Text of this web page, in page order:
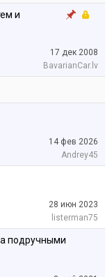
и
17 дек 2008
BavarianCar.lv
14 фев 2026
Andrey45
28 июн 2023
listerman75
подручными